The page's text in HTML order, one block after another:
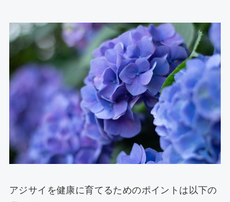
アジサイを健康に育てるためのポイントは以下の